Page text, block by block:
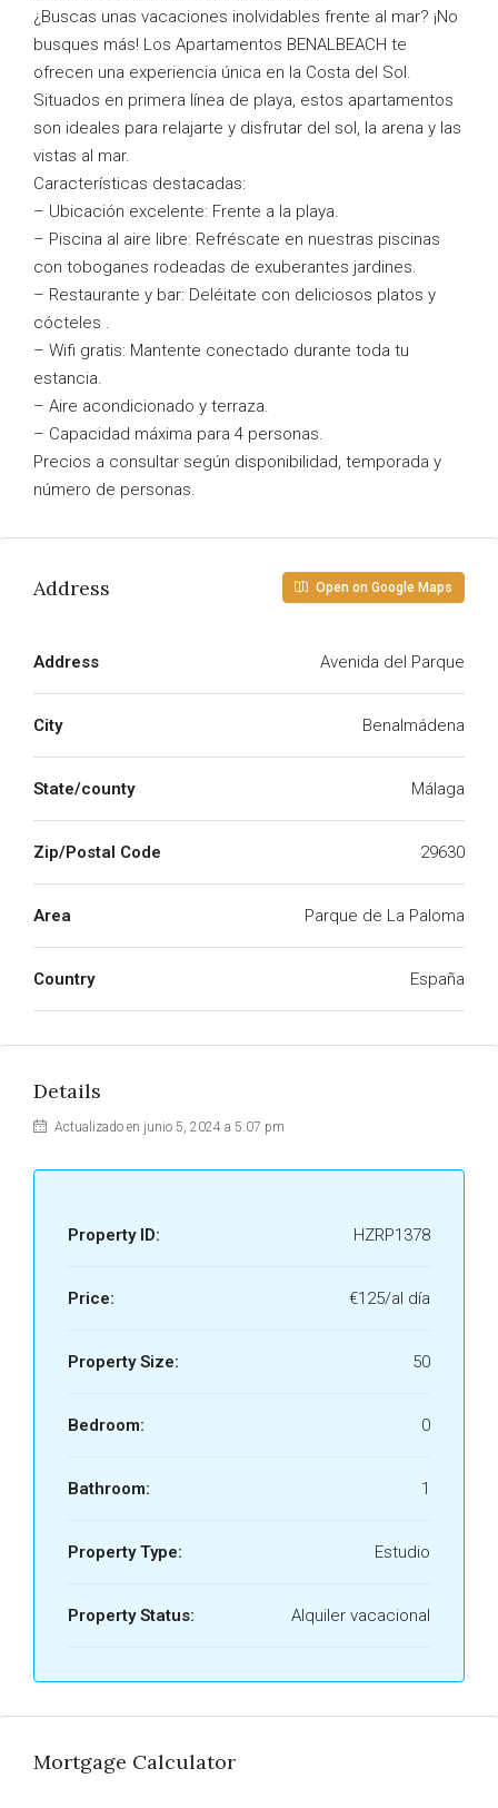
¿Buscas unas vacaciones inolvidables frente al mar? ¡No
busques más! Los Apartamentos BENALBEACH te
ofrecen una experiencia única en la Costa del Sol.
Situados en primera línea de playa, estos apartamentos
son ideales para relajarte y disfrutar del sol, la arena y las
vistas al mar.
Características destacadas:
– Ubicación excelente: Frente a la playa.
– Piscina al aire libre: Refréscate en nuestras piscinas
con toboganes rodeadas de exuberantes jardines.
– Restaurante y bar: Deléitate con deliciosos platos y
cócteles .
– Wifi gratis: Mantente conectado durante toda tu
estancia.
– Aire acondicionado y terraza.
– Capacidad máxima para 4 personas.
Precios a consultar según disponibilidad, temporada y
número de personas.
Address Open on Google Maps
Address Avenida del Parque
City Benalmádena
State/county Málaga
Zip/Postal Code 29630
Area Parque de La Paloma
Country España
Details
Actualizado en junio 5, 2024 a 5:07 pm
Property ID: HZRP1378
Price: €125/al día
Property Size: 50
Bedroom: 0
Bathroom: 1
Property Type: Estudio
Property Status: Alquiler vacacional
Mortgage Calculator